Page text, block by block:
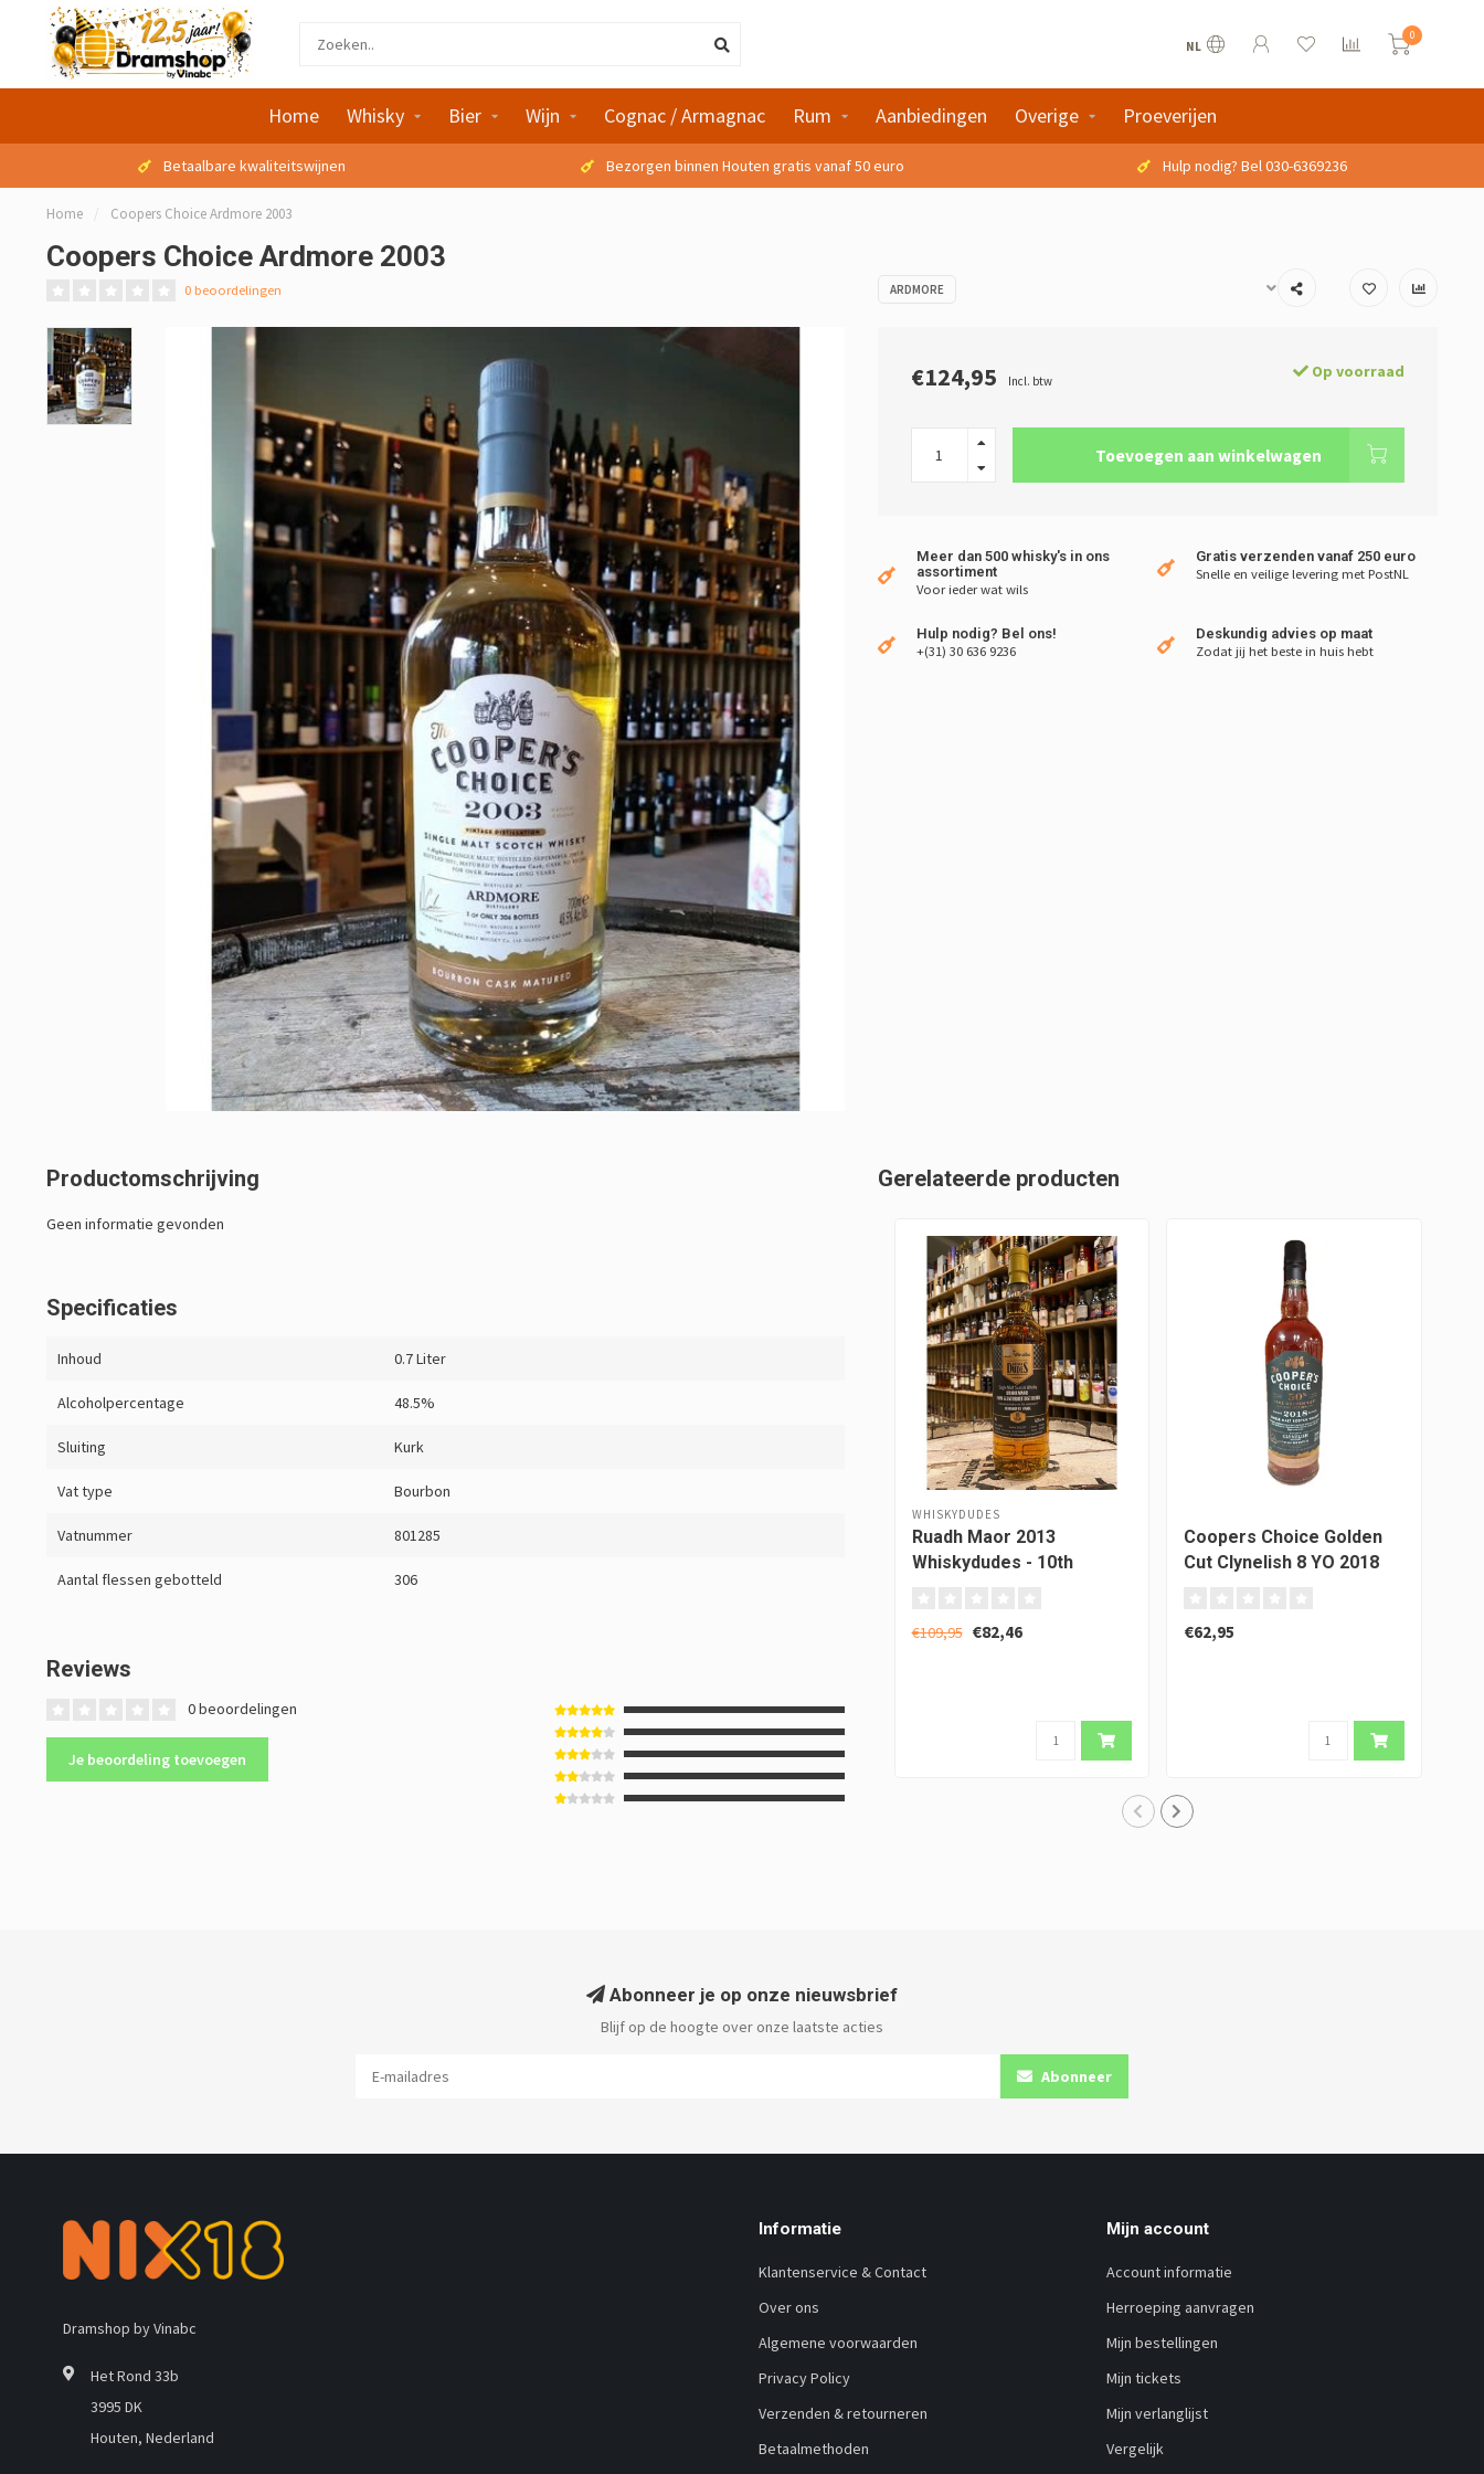
NL
0
Home Whisky Bier Wijn Cognac / Armagnac Rum Aanbiedingen Overige Proeverijen
Betaalbare kwaliteitswijnen Bezorgen binnen Houten gratis vanaf 50 euro Hulp nodig? Bel 030-6369236
Home / Coopers Choice Ardmore 2003
Coopers Choice Ardmore 2003
0 beoordelingen ARDMORE
€124,95 Incl. btw Op voorraad
Toevoegen aan winkelwagen
Meer dan 500 whisky's in ons
assortiment
Voor ieder wat wils
Gratis verzenden vanaf 250 euro
Snelle en veilige levering met PostNL
Hulp nodig? Bel ons!
+(31) 30 636 9236
Deskundig advies op maat
Zodat jij het beste in huis hebt
Productomschrijving
Geen informatie gevonden
Specificaties
Inhoud 0.7 Liter
Alcoholpercentage 48.5%
Sluiting Kurk
Vat type Bourbon
Vatnummer 801285
Aantal flessen gebotteld 306
Reviews
0 beoordelingen
Je beoordeling toevoegen
Gerelateerde producten
WHISKYDUDES
Ruadh Maor 2013
Whiskydudes - 10th
€109,95 €82,46
Coopers Choice Golden
Cut Clynelish 8 YO 2018
€62,95
Abonneer je op onze nieuwsbrief
Blijf op de hoogte over onze laatste acties
Abonneer
Dramshop by Vinabc
Het Rond 33b
3995 DK
Houten, Nederland
Informatie
Klantenservice & Contact
Over ons
Algemene voorwaarden
Privacy Policy
Verzenden & retourneren
Betaalmethoden
Mijn account
Account informatie
Herroeping aanvragen
Mijn bestellingen
Mijn tickets
Mijn verlanglijst
Vergelijk